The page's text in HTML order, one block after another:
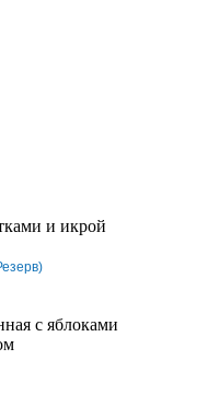
и икрой
с яблоками